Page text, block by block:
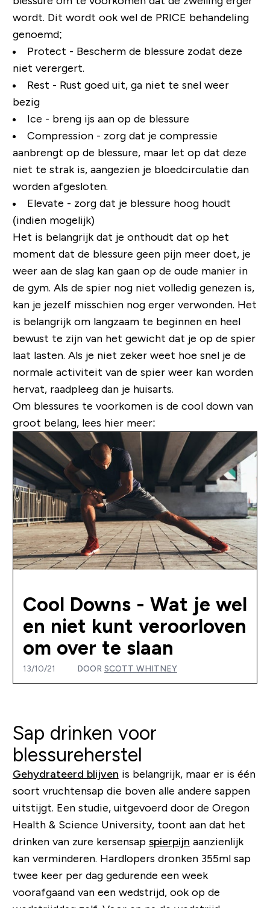
wordt. Dit wordt ook wel de PRICE behandeling
genoemd;
Protect - Bescherm de blessure zodat deze
niet verergert.
Rest - Rust goed uit, ga niet te snel weer
bezig
Ice - breng ijs aan op de blessure
Compression - zorg dat je compressie
aanbrengt op de blessure, maar let op dat deze
niet te strak is, aangezien je bloedcirculatie dan
worden afgesloten.
Elevate - zorg dat je blessure hoog houdt
(indien mogelijk)
Het is belangrijk dat je onthoudt dat op het
moment dat de blessure geen pijn meer doet, je
weer aan de slag kan gaan op de oude manier in
de gym. Als de spier nog niet volledig genezen is,
kan je jezelf misschien nog erger verwonden. Het
is belangrijk om langzaam te beginnen en heel
bewust te zijn van het gewicht dat je op de spier
laat lasten. Als je niet zeker weet hoe snel je de
normale activiteit van de spier weer kan worden
hervat, raadpleeg dan je huisarts.
Om blessures te voorkomen is de cool down van
groot belang, lees hier meer:
Cool Downs - Wat je wel
en niet kunt veroorloven
om over te slaan
13/10/21 DOOR SCOTT WHITNEY
Sap drinken voor
blessureherstel
Gehydrateerd blijven is belangrijk, maar er is één
soort vruchtensap die boven alle andere sappen
uitstijgt. Een studie, uitgevoerd door de Oregon
Health & Science University, toont aan dat het
drinken van zure kersensap spierpijn aanzienlijk
kan verminderen. Hardlopers dronken 355ml sap
twee keer per dag gedurende een week
voorafgaand van een wedstrijd, ook op de